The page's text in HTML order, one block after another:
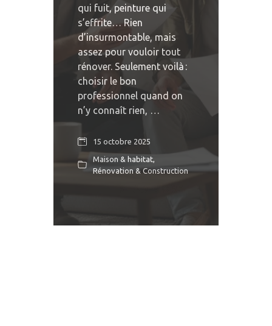
qui fuit, peinture qui
s’effrite… Rien
d’insurmontable, mais
assez pour vouloir tout
rénover. Seulement voilà :
choisir le bon
professionnel quand on
n’y connaît rien, …
15 octobre 2025
Maison & habitat,
Rénovation & Construction